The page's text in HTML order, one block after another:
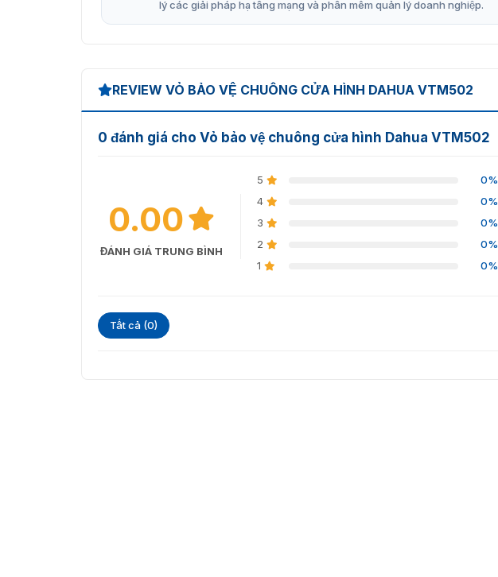
lý các giải pháp hạ tầng mạng và phần mềm quản lý doanh nghiệp.
REVIEW VỎ BẢO VỆ CHUÔNG CỬA HÌNH DAHUA VTM502
0 đánh giá cho Vỏ bảo vệ chuông cửa hình Dahua VTM502
0.00
ĐÁNH GIÁ TRUNG BÌNH
5 0%
4 0%
3 0%
2 0%
1 0%
Tất cả (0)